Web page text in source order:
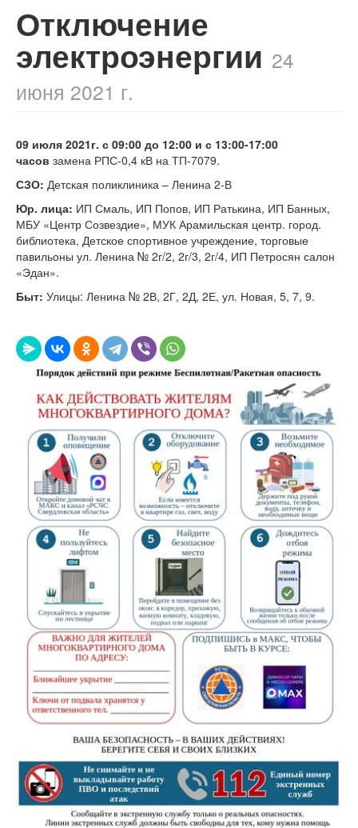
Отключение
электроэнергии 24
июня 2021 г.
09 июля 2021г. с 09:00 до 12:00 и с 13:00-17:00
часов замена РПС-0,4 кВ на ТП-7079.
СЗО: Детская поликлиника – Ленина 2-В
Юр. лица: ИП Смаль, ИП Попов, ИП Ратькина, ИП Банных,
МБУ «Центр Созвездие», МУК Арамильская центр. город.
библиотека, Детское спортивное учреждение, торговые
павильоны ул. Ленина № 2г/2, 2г/3, 2г/4, ИП Петросян салон
«Эдан».
Быт: Улицы: Ленина № 2В, 2Г, 2Д, 2Е, ул. Новая, 5, 7, 9.